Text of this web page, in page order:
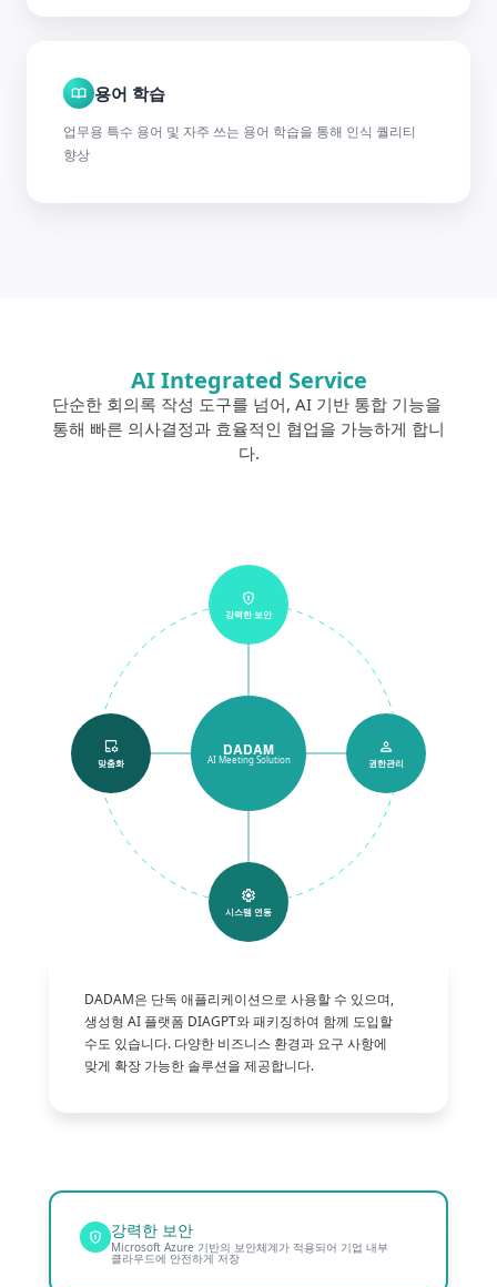
용어 학습
업무용 특수 용어 및 자주 쓰는 용어 학습을 통해 인식 퀄리티
향상
AI Integrated Service
단순한 회의록 작성 도구를 넘어, AI 기반 통합 기능을
통해 빠른 의사결정과 효율적인 협업을 가능하게 합니
다.
DADAM
AI Meeting Solution
강력한 보안
권한관리
시스템 연동
맞춤화
DADAM은 단독 애플리케이션으로 사용할 수 있으며,
생성형 AI 플랫폼 DIAGPT와 패키징하여 함께 도입할
수도 있습니다. 다양한 비즈니스 환경과 요구 사항에
맞게 확장 가능한 솔루션을 제공합니다.
강력한 보안
Microsoft Azure 기반의 보안체계가 적용되어 기업 내부
클라우드에 안전하게 저장